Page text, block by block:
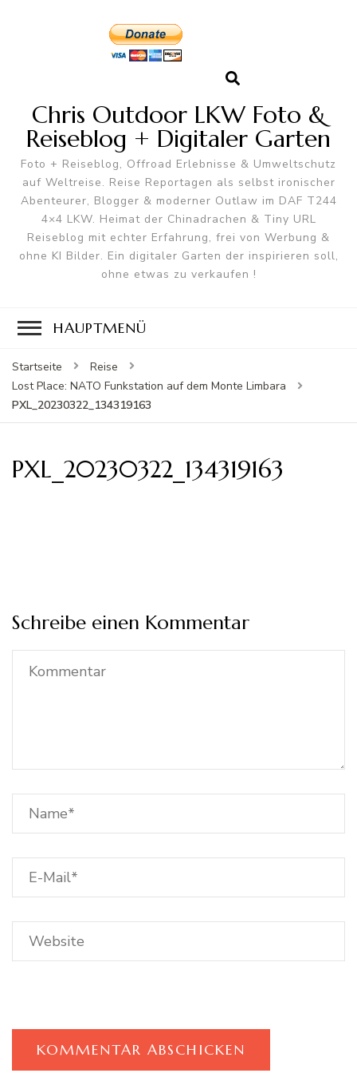
Chris Outdoor LKW Foto &
Reiseblog + Digitaler Garten
Foto + Reiseblog, Offroad Erlebnisse & Umweltschutz
auf Weltreise. Reise Reportagen als selbst ironischer
Abenteurer, Blogger & moderner Outlaw im DAF T244
4×4 LKW. Heimat der Chinadrachen & Tiny URL
Reiseblog mit echter Erfahrung, frei von Werbung &
ohne KI Bilder. Ein digitaler Garten der inspirieren soll,
ohne etwas zu verkaufen !
HAUPTMENÜ
Startseite
Reise
Lost Place: NATO Funkstation auf dem Monte Limbara
PXL_20230322_134319163
PXL_20230322_134319163
Schreibe einen Kommentar